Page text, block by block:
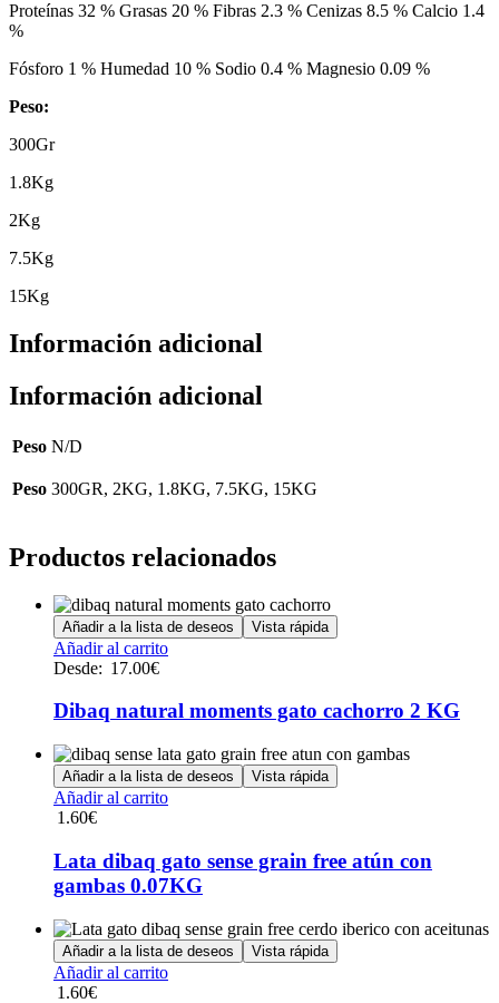
Proteínas 32 % Grasas 20 % Fibras 2.3 % Cenizas 8.5 % Calcio 1.4
%
Fósforo 1 % Humedad 10 % Sodio 0.4 % Magnesio 0.09 %
Peso:
300Gr
1.8Kg
2Kg
7.5Kg
15Kg
Información adicional
Información adicional
Peso N/D
Peso 300GR, 2KG, 1.8KG, 7.5KG, 15KG
Productos relacionados
Añadir a la lista de deseos Vista rápida
Añadir al carritoEste
múltiples
Las
opciones
se
pueden
la
página
producto
Desde: 17.00€
Dibaq natural moments gato cachorro 2 KG
Añadir a la lista de deseos Vista rápida
Añadir al carrito
1.60€
Lata dibaq gato sense grain free atún con
gambas 0.07KG
Añadir a la lista de deseos Vista rápida
Añadir al carrito
1.60€